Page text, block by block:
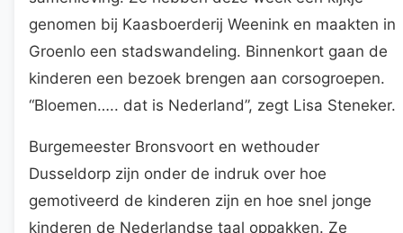
genomen bij Kaasboerderij Weenink en maakten in
Groenlo een stadswandeling. Binnenkort gaan de
kinderen een bezoek brengen aan corsogroepen.
“Bloemen….. dat is Nederland”, zegt Lisa Steneker.
Burgemeester Bronsvoort en wethouder
Dusseldorp zijn onder de indruk over hoe
gemotiveerd de kinderen zijn en hoe snel jonge
kinderen de Nederlandse taal oppakken. Ze